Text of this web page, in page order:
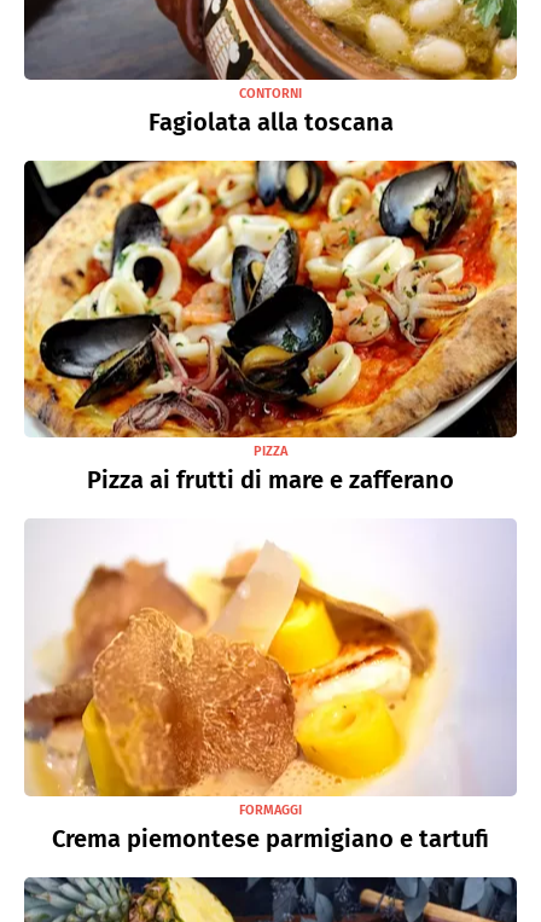
CONTORNI
Fagiolata alla toscana
PIZZA
Pizza ai frutti di mare e zafferano
FORMAGGI
Crema piemontese parmigiano e tartufi